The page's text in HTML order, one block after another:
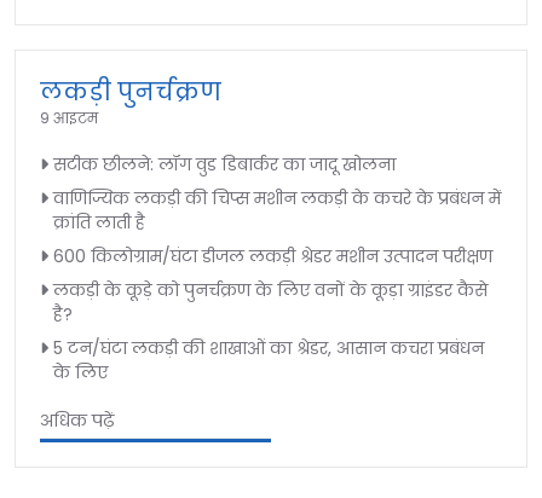
लकड़ी पुनर्चक्रण
9 आइटम
सटीक छीलने: लॉग वुड डिबार्कर का जादू खोलना
वाणिज्यिक लकड़ी की चिप्स मशीन लकड़ी के कचरे के प्रबंधन में
क्रांति लाती है
600 किलोग्राम/घंटा डीजल लकड़ी श्रेडर मशीन उत्पादन परीक्षण
लकड़ी के कूड़े को पुनर्चक्रण के लिए वनों के कूड़ा ग्राइंडर कैसे
है?
5 टन/घंटा लकड़ी की शाखाओं का श्रेडर, आसान कचरा प्रबंधन
के लिए
अधिक पढ़ें